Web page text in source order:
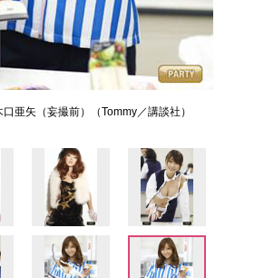
口亜矢（妄撮前）（Tommy／講談社）